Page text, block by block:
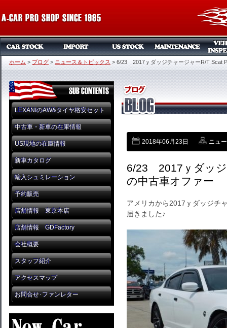
ホーム > ブログ > ニュース＆トピックス > 6/23 2017ｙダッジチャージャーR/T Scat
LEXANIのAW&タイヤ格安セット
中古車・新車の在庫情報
US現地の在庫情報
新車カタログ
輸入シュミレーション
予約販売
店舗情報 東京本店
店舗情報 GDFactory
会社概要
スタッフ紹介
アクセスマップ
お問合せ･ファンレター
2018年06月23日 ニュ
6/23 2017ｙダッジ
の中古車オファー
アメリカから2017ｙダッジチ
届きました♪